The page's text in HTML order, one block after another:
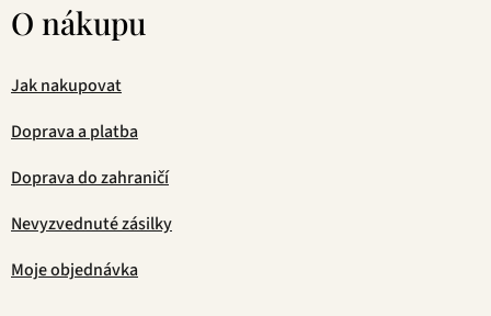
O nákupu
Jak nakupovat
Doprava a platba
Doprava do zahraničí
Nevyzvednuté zásilky
Moje objednávka